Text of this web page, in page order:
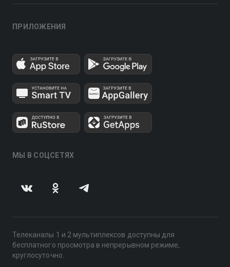
ПРИЛОЖЕНИЯ
МЫ В СОЦСЕТЯХ
Телеканалы 1 и 2 мультиплексов доступны для
бесплатного просмотра в непрерывном режиме,
круглосуточно.